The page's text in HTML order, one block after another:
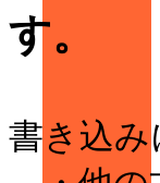
す。
書き込み